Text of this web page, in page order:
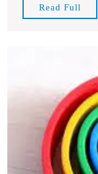
Read Full
Full